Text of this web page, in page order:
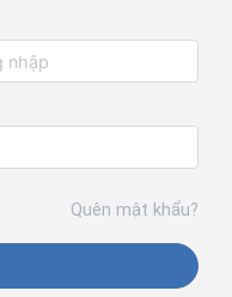
Quên mật khẩu?